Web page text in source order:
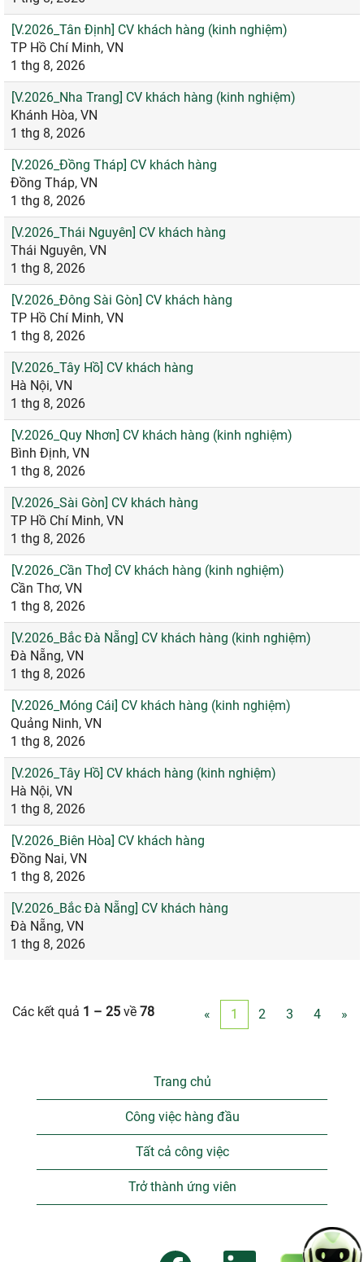
[V.2026_Tân Định] CV khách hàng (kinh nghiệm)
TP Hồ Chí Minh, VN
1 thg 8, 2026
[V.2026_Nha Trang] CV khách hàng (kinh nghiệm)
Khánh Hòa, VN
1 thg 8, 2026
[V.2026_Đồng Tháp] CV khách hàng
Đồng Tháp, VN
1 thg 8, 2026
[V.2026_Thái Nguyên] CV khách hàng
Thái Nguyên, VN
1 thg 8, 2026
[V.2026_Đông Sài Gòn] CV khách hàng
TP Hồ Chí Minh, VN
1 thg 8, 2026
[V.2026_Tây Hồ] CV khách hàng
Hà Nội, VN
1 thg 8, 2026
[V.2026_Quy Nhơn] CV khách hàng (kinh nghiệm)
Bình Định, VN
1 thg 8, 2026
[V.2026_Sài Gòn] CV khách hàng
TP Hồ Chí Minh, VN
1 thg 8, 2026
[V.2026_Cần Thơ] CV khách hàng (kinh nghiệm)
Cần Thơ, VN
1 thg 8, 2026
[V.2026_Bắc Đà Nẵng] CV khách hàng (kinh nghiệm)
Đà Nẵng, VN
1 thg 8, 2026
[V.2026_Móng Cái] CV khách hàng (kinh nghiệm)
Quảng Ninh, VN
1 thg 8, 2026
[V.2026_Tây Hồ] CV khách hàng (kinh nghiệm)
Hà Nội, VN
1 thg 8, 2026
[V.2026_Biên Hòa] CV khách hàng
Đồng Nai, VN
1 thg 8, 2026
[V.2026_Bắc Đà Nẵng] CV khách hàng
Đà Nẵng, VN
1 thg 8, 2026
Các kết quả 1 – 25 về 78 « 1 2 3 4 »
Trang chủ
Công việc hàng đầu
Tất cả công việc
Trở thành ứng viên
M
M
M